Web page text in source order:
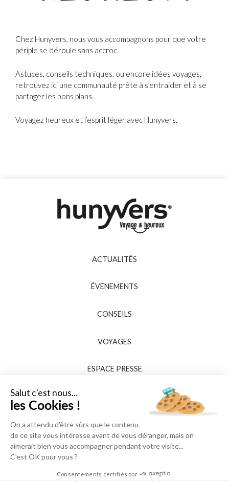
Chez Hunyvers, nous vous accompagnons pour que votre
périple se déroule sans accroc.
Astuces, conseils techniques, ou encore idées voyages,
retrouvez ici une communauté prête à s’entraider et à se
partager les bons plans.
Voyagez heureux et l’esprit léger avec Hunyvers.
ACTUALITÉS
ÉVENEMENTS
CONSEILS
VOYAGES
ESPACE PRESSE
Salut c'est nous...
les Cookies !
On a attendu d'être sûrs que le contenu
de ce site vous intéresse avant de vous déranger, mais on
aimerait bien vous accompagner pendant votre visite...
C'est OK pour vous ?
Consentements certifiés par